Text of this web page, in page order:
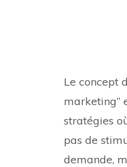
Le concept
marketing”
stratégies
pas de
demande,